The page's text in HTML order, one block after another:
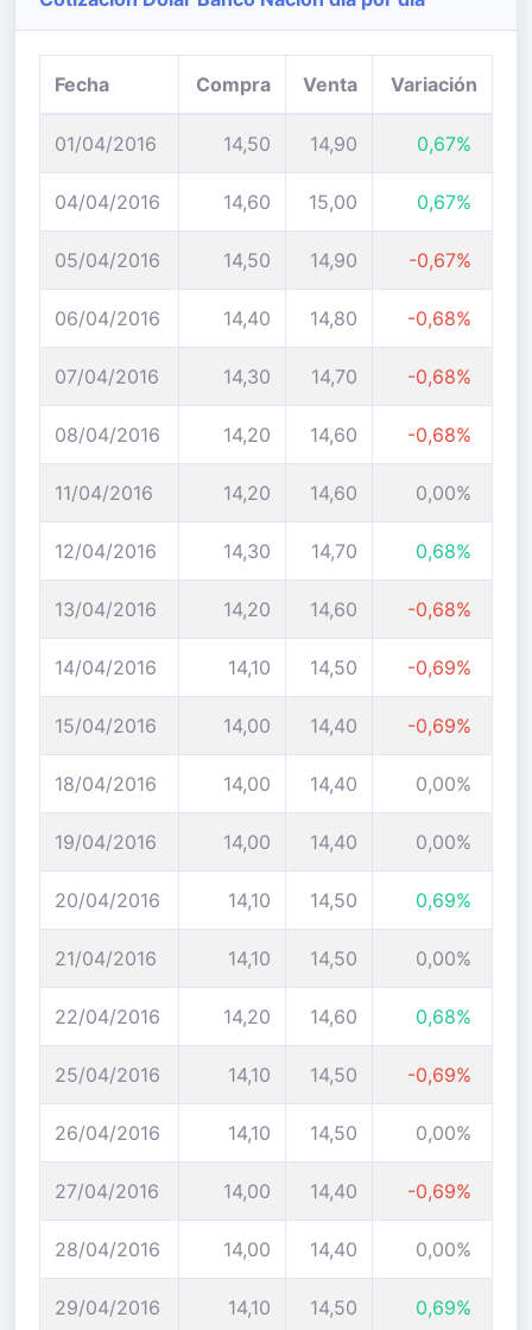
Fecha Compra Venta Variación
01/04/2016 14,50 14,90 0,67%
04/04/2016 14,60 15,00 0,67%
05/04/2016 14,50 14,90 -0,67%
06/04/2016 14,40 14,80 -0,68%
07/04/2016 14,30 14,70 -0,68%
08/04/2016 14,20 14,60 -0,68%
11/04/2016 14,20 14,60 0,00%
12/04/2016 14,30 14,70 0,68%
13/04/2016 14,20 14,60 -0,68%
14/04/2016 14,10 14,50 -0,69%
15/04/2016 14,00 14,40 -0,69%
18/04/2016 14,00 14,40 0,00%
19/04/2016 14,00 14,40 0,00%
20/04/2016 14,10 14,50 0,69%
21/04/2016 14,10 14,50 0,00%
22/04/2016 14,20 14,60 0,68%
25/04/2016 14,10 14,50 -0,69%
26/04/2016 14,10 14,50 0,00%
27/04/2016 14,00 14,40 -0,69%
28/04/2016 14,00 14,40 0,00%
29/04/2016 14,10 14,50 0,69%